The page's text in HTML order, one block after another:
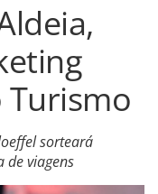
Turismo
sorteará
de viagens